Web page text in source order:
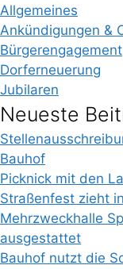
Allgemeines
Ankündigungen &
Bürgerengagement
Dorferneuerung
Jubilaren
Neueste
Bauhof
Picknick mit den
Straßenfest zieht
Mehrzweckhalle
ausgestattet
Bauhof nutzt die